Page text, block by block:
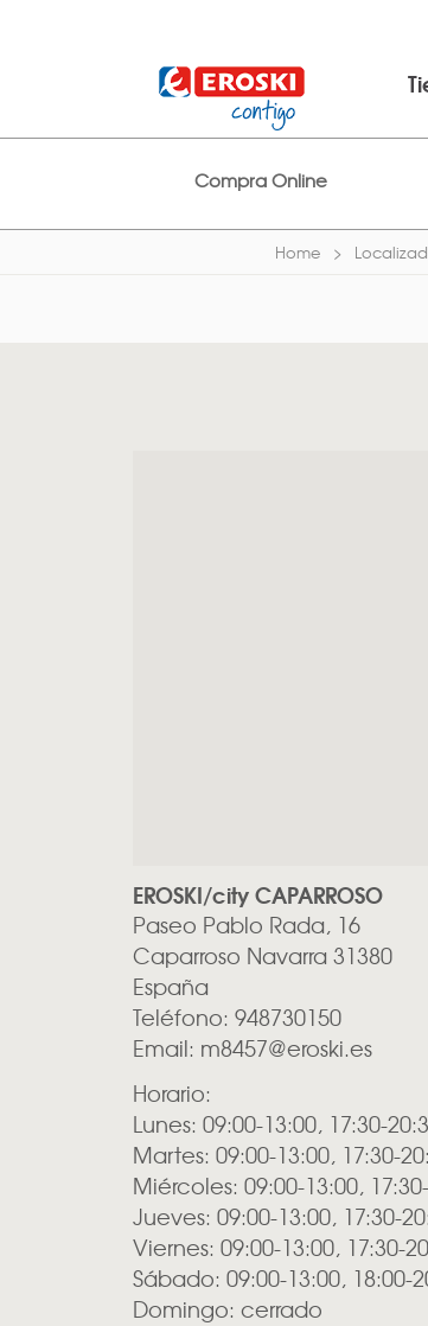
Compra Online
Home
EROSKI/city CAPARROSO
Paseo Pablo Rada, 16
Caparroso Navarra 31380
España
Teléfono: 948730150
Email: m8457@eroski.es
Horario:
Lunes: 09:00-13:00, 17:30-
Martes: 09:00-13:00, 17:30-
Miércoles: 09:00-13:00,
Jueves: 09:00-13:00, 17:30-
Viernes: 09:00-13:00, 17:30-
Sábado: 09:00-13:00, 18:00-
Domingo: cerrado